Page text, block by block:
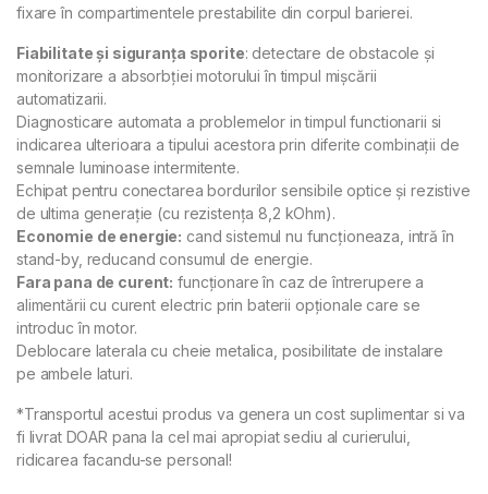
fixare în compartimentele prestabilite din corpul barierei.
Fiabilitate și siguranța sporite: detectare de obstacole și
monitorizare a absorbției motorului în timpul mișcării
automatizarii.
Diagnosticare automata a problemelor in timpul functionarii si
indicarea ulterioara a tipului acestora prin diferite combinații de
semnale luminoase intermitente.
Echipat pentru conectarea bordurilor sensibile optice și rezistive
de ultima generație (cu rezistența 8,2 kOhm).
Economie de energie: cand sistemul nu funcționeaza, intră în
stand-by, reducand consumul de energie.
Fara pana de curent: funcționare în caz de întrerupere a
alimentării cu curent electric prin baterii opționale care se
introduc în motor.
Deblocare laterala cu cheie metalica, posibilitate de instalare
pe ambele laturi.
*Transportul acestui produs va genera un cost suplimentar si va
fi livrat DOAR pana la cel mai apropiat sediu al curierului,
ridicarea facandu-se personal!